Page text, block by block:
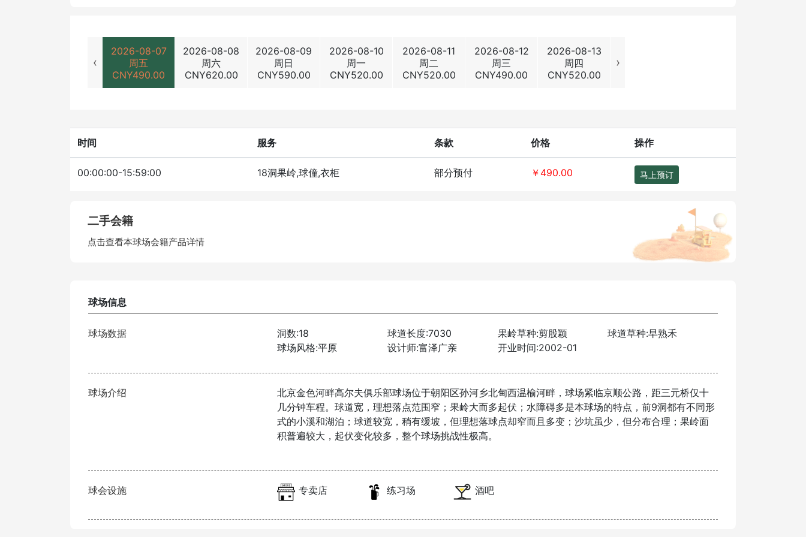
‹
2026-08-07
周五
CNY490.00
2026-08-08
周六
CNY620.00
2026-08-09
周日
CNY590.00
2026-08-10
周一
CNY520.00
2026-08-11
周二
CNY520.00
2026-08-12
周三
CNY490.00
2026-08-13
周四
CNY520.00
›
时间 服务 条款 价格 操作
00:00:00-15:59:00 18洞果岭,球僮,衣柜 部分预付 ￥490.00 马上预订
二手会籍
点击查看本球场会籍产品详情
球场信息
球场数据 洞数:18 球道长度:7030 果岭草种:剪股颖
球道草种:早熟禾
球场风格:平原
设计师:富泽广亲 开业时间:2002-01
球场介绍
北京金色河畔高尔夫俱乐部球场位于朝阳区孙河乡北甸西温榆河畔，球场紧临京顺公路，距三元桥仅十
几分钟车程。球道宽，理想落点范围窄；果岭大而多起伏；水障碍多是本球场的特点，前9洞都有不同形
式的小溪和湖泊；球道较宽，稍有缓坡，但理想落球点却窄而且多变；沙坑虽少，但分布合理；果岭面
积普遍较大，起伏变化较多，整个球场挑战性极高。
球会设施 专卖店 练习场 酒吧